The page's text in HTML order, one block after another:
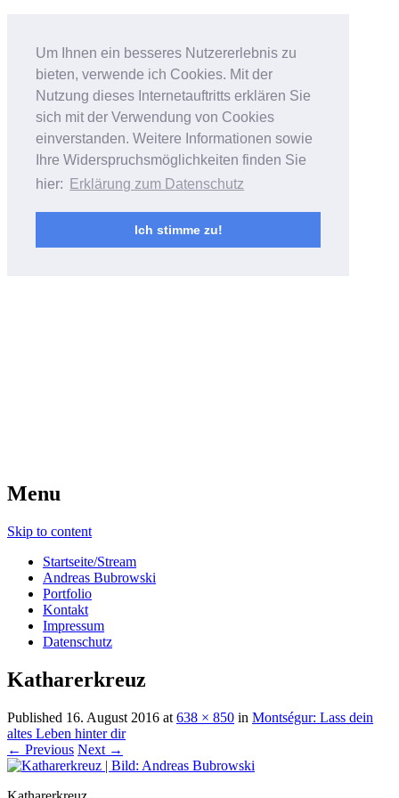
Um Ihnen ein besseres Nutzererlebnis zu
bieten, verwende ich Cookies. Mit der
Nutzung dieses Internetauftritts erklären Sie
sich mit der Verwendung von Cookies
einverstanden. Weitere Informationen sowie
Ihre Widerspruchsmöglichkeiten finden Sie
hier:
Erklärung zum Datenschutz
Ich stimme zu!
Foto- & Videoarbeiten von Andreas
Bubrowski
Menu
Skip to content
Startseite/Stream
Andreas Bubrowski
Portfolio
Kontakt
Impressum
Datenschutz
Katharerkreuz
Published 16. August 2016 at 638 × 850 in Montségur: Lass dein
altes Leben hinter dir
← Previous Next →